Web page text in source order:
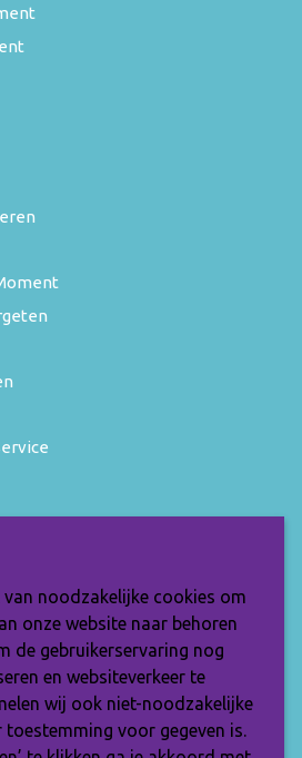
blijven van de nieuwste
aanbiedingen? Vul je e-
en ontvang de Make My
noodzakelijke cookies om
onze website naar behoren
de gebruikerservaring nog
en websiteverkeer te
wij ook niet-noodzakelijke
voor gegeven is.